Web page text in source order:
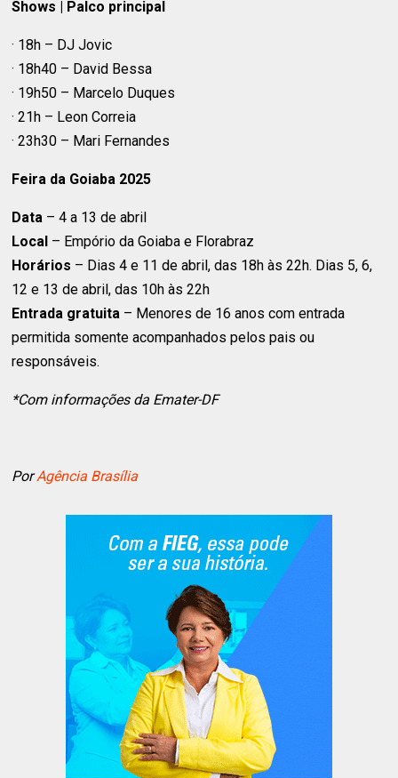
Shows | Palco principal
· 18h – DJ Jovic
· 18h40 – David Bessa
· 19h50 – Marcelo Duques
· 21h – Leon Correia
· 23h30 – Mari Fernandes
Feira da Goiaba 2025
Data – 4 a 13 de abril
Local – Empório da Goiaba e Florabraz
Horários – Dias 4 e 11 de abril, das 18h às 22h. Dias 5, 6,
12 e 13 de abril, das 10h às 22h
Entrada gratuita – Menores de 16 anos com entrada
permitida somente acompanhados pelos pais ou
responsáveis.
*Com informações da Emater-DF
PorAgência Brasília